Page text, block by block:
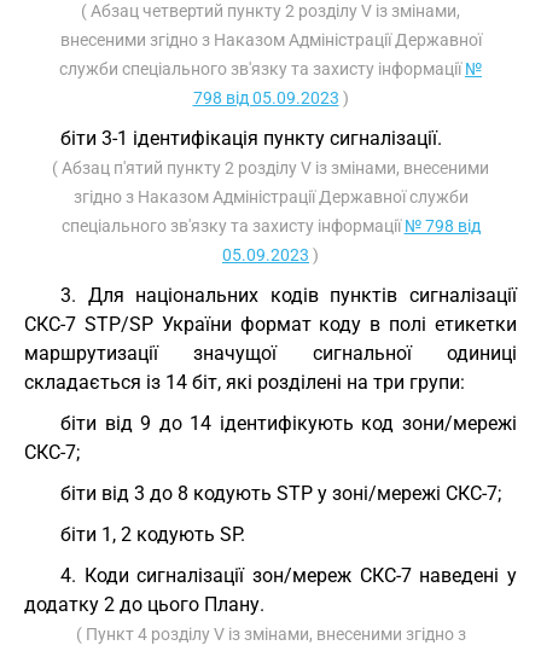
( Абзац четвертий пункту 2 розділу V із змінами,
внесеними згідно з Наказом Адміністрації Державної
служби спеціального зв'язку та захисту інформації№
798 від 05.09.2023 )
біти 3-1 ідентифікація пункту сигналізації.
( Абзац п'ятий пункту 2 розділу V із змінами, внесеними
згідно з Наказом Адміністрації Державної служби
спеціального зв'язку та захисту інформації№ 798 від
05.09.2023 )
3. Для національних кодів пунктів сигналізації
СКС-7 STP/SP України формат коду в полі етикетки
маршрутизації значущої сигнальної одиниці
складається із 14 біт, які розділені на три групи:
біти від 9 до 14 ідентифікують код зони/мережі
СКС-7;
біти від 3 до 8 кодують STP у зоні/мережі СКС-7;
біти 1, 2 кодують SP.
4. Коди сигналізації зон/мереж СКС-7 наведені у
додатку 2 до цього Плану.
( Пункт 4 розділу V із змінами, внесеними згідно з